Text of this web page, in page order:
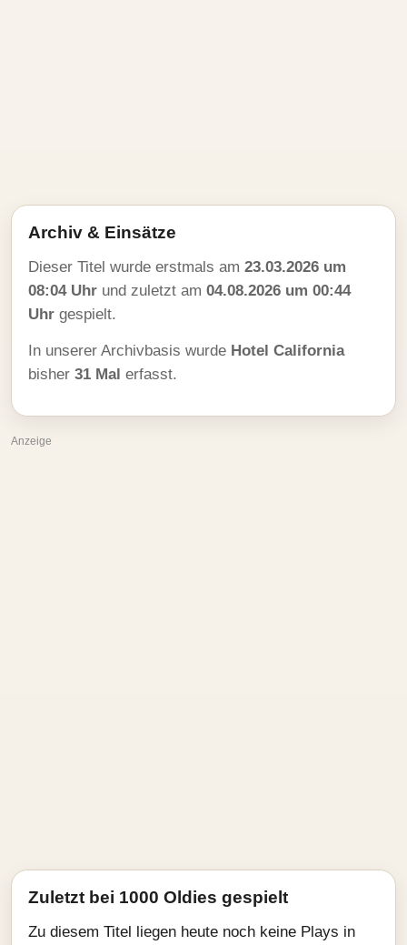
Archiv & Einsätze
Dieser Titel wurde erstmals am 23.03.2026 um
08:04 Uhr und zuletzt am 04.08.2026 um 00:44
Uhr gespielt.
In unserer Archivbasis wurde Hotel California
bisher 31 Mal erfasst.
Anzeige
Zuletzt bei 1000 Oldies gespielt
Zu diesem Titel liegen heute noch keine Plays in